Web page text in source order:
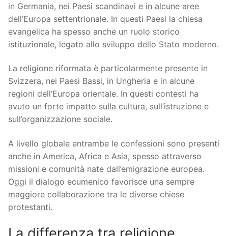
in Germania, nei Paesi scandinavi e in alcune aree
dell’Europa settentrionale. In questi Paesi la chiesa
evangelica ha spesso anche un ruolo storico
istituzionale, legato allo sviluppo dello Stato moderno.
La religione riformata è particolarmente presente in
Svizzera, nei Paesi Bassi, in Ungheria e in alcune
regioni dell’Europa orientale. In questi contesti ha
avuto un forte impatto sulla cultura, sull’istruzione e
sull’organizzazione sociale.
A livello globale entrambe le confessioni sono presenti
anche in America, Africa e Asia, spesso attraverso
missioni e comunità nate dall’emigrazione europea.
Oggi il dialogo ecumenico favorisce una sempre
maggiore collaborazione tra le diverse chiese
protestanti.